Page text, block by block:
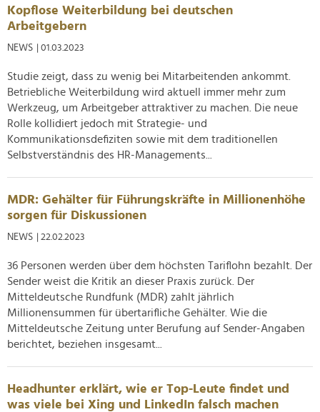
analysieren. Außerdem geben wir Informationen zu Ihrer
Verwendung unserer Website an unsere Partner für
soziale Medien, Werbung und Analysen weiter. Unsere
weiteren Daten zusammen, die Sie ihnen bereitgestellt
haben oder die sie im Rahmen Ihrer Nutzung der Dienste
gesammelt haben.
Kopflose Weiterbildung bei deutschen
Arbeitgebern
NEWS | 01.03.2023
Studie zeigt, dass zu wenig bei Mitarbeitenden ankommt.
Betriebliche Weiterbildung wird aktuell immer mehr zum
Werkzeug, um Arbeitgeber attraktiver zu machen. Die neue
Rolle kollidiert jedoch mit Strategie- und
Kommunikationsdefiziten sowie mit dem traditionellen
Selbstverständnis des HR-Managements...
MDR: Gehälter für Führungskräfte in Millionenhöhe
sorgen für Diskussionen
NEWS | 22.02.2023
36 Personen werden über dem höchsten Tariflohn bezahlt. Der
Sender weist die Kritik an dieser Praxis zurück. Der
Mitteldeutsche Rundfunk (MDR) zahlt jährlich
Millionensummen für übertarifliche Gehälter. Wie die
Mitteldeutsche Zeitung unter Berufung auf Sender-Angaben
berichtet, beziehen insgesamt...
Headhunter erklärt, wie er Top-Leute findet und
was viele bei Xing und LinkedIn falsch machen